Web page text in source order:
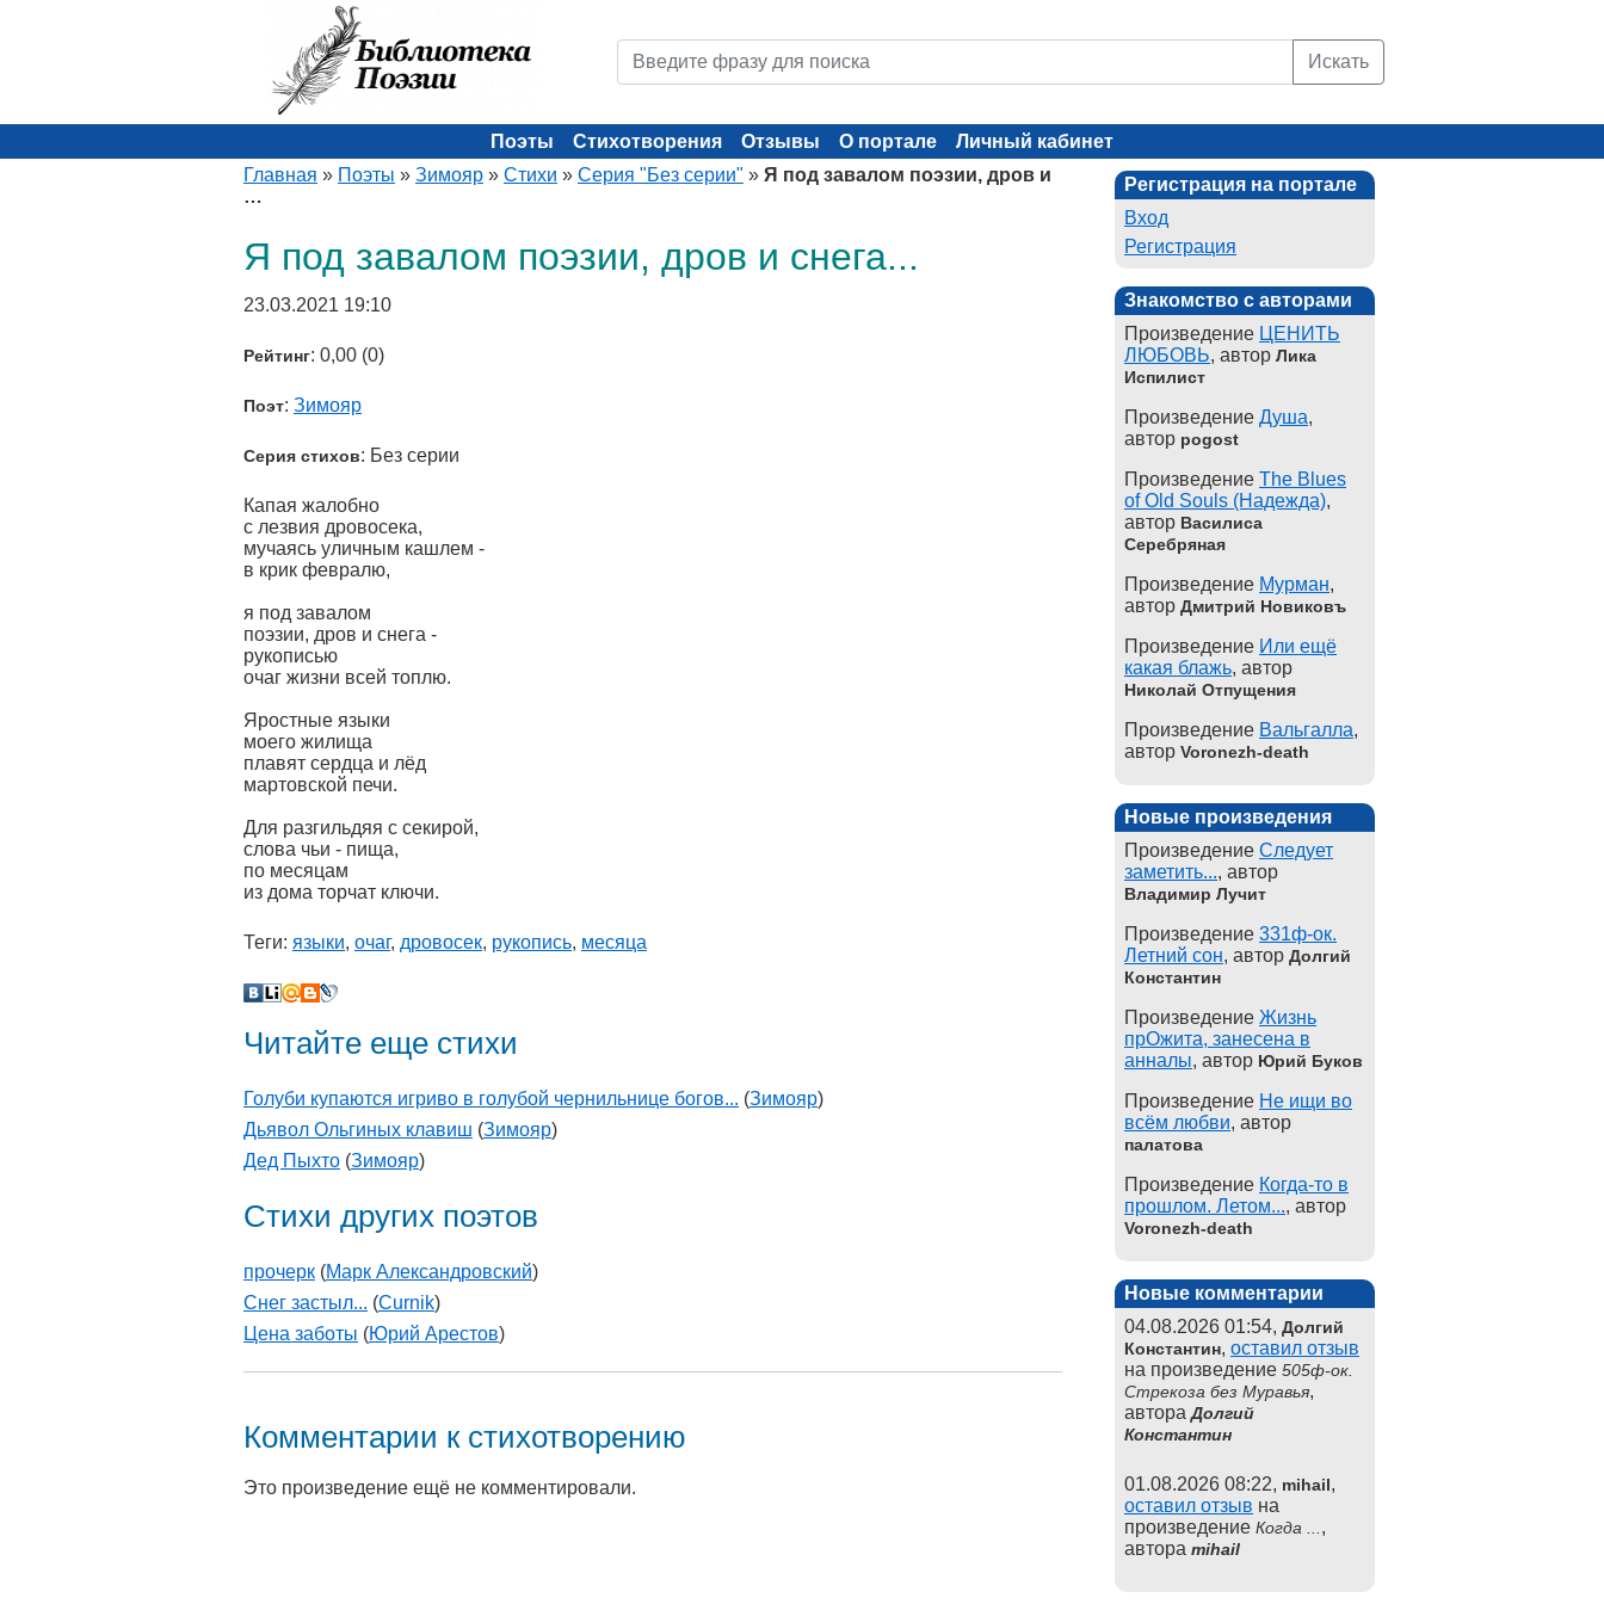
Искать
Поэты Стихотворения Отзывы О портале
Личный кабинет
Главная » Поэты » Зимояр » Стихи » Серия "Без серии" » Я под завалом поэзии, дров и
…
Я под завалом поэзии, дров и снега...
23.03.2021 19:10
Рейтинг: 0,00 (0)
Поэт: Зимояр
Серия стихов: Без серии
Капая жалобно
с лезвия дровосека,
мучаясь уличным кашлем -
в крик февралю,
я под завалом
поэзии, дров и снега -
рукописью
очаг жизни всей топлю.
Яростные языки
моего жилища
плавят сердца и лёд
мартовской печи.
Для разгильдяя с секирой,
слова чьи - пища,
по месяцам
из дома торчат ключи.
Теги: языки, очаг, дровосек, рукопись, месяца
Читайте еще стихи
Голуби купаются игриво в голубой чернильнице богов... (Зимояр)
Дьявол Ольгиных клавиш (Зимояр)
Дед Пыхто (Зимояр)
Стихи других поэтов
прочерк (Марк Александровский)
Снег застыл... (Curnik)
Цена заботы (Юрий Арестов)
Комментарии к стихотворению
Это произведение ещё не комментировали.
Регистрация на портале
Вход
Регистрация
Знакомство с авторами
Произведение ЦЕНИТЬ
ЛЮБОВЬ, автор Лика
Испилист
Произведение Душа,
автор pogost
Произведение The Blues
of Old Souls (Надежда),
автор Василиса
Серебряная
Произведение Мурман,
автор Дмитрий Новиковъ
Произведение Или ещё
какая блажь, автор
Николай Отпущения
Произведение Вальгалла,
автор Voronezh-death
Новые произведения
Произведение Следует
заметить..., автор
Владимир Лучит
Произведение 331ф-ок.
Летний сон, автор Долгий
Константин
Произведение Жизнь
прОжита, занесена в
анналы, автор Юрий Буков
Произведение Не ищи во
всём любви, автор
палатова
Произведение Когда-то в
прошлом. Летом..., автор
Voronezh-death
Новые комментарии
04.08.2026 01:54, Долгий
Константин, оставил отзыв
на произведение 505ф-ок.
Стрекоза без Муравья,
автораДолгий
Константин
01.08.2026 08:22, mihail,
оставил отзыв на
произведение Когда ... ,
автора mihail